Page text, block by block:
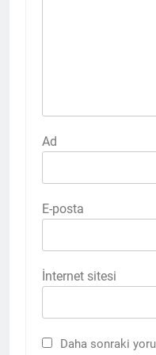
Ad
E-posta
İnternet sitesi
Daha sonraki